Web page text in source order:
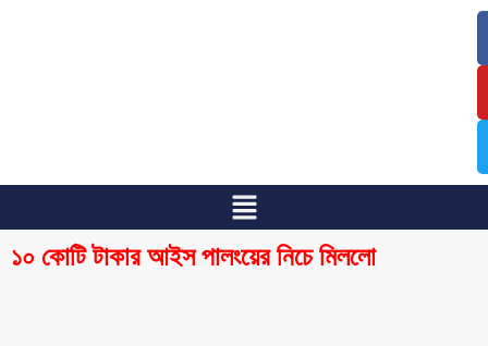
১০ কোটি টাকার আইস পালংয়ের নিচে মিললো